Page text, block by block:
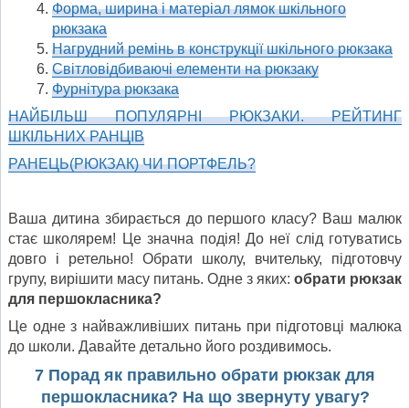
Форма, ширина і матеріал лямок шкільного
рюкзака
Нагрудний ремінь в конструкції шкільного рюкзака
Світловідбиваючі елементи на рюкзаку
Фурнітура рюкзака
НАЙБІЛЬШ ПОПУЛЯРНІ РЮКЗАКИ. РЕЙТИНГ
ШКІЛЬНИХ РАНЦІВ
РАНЕЦЬ(РЮКЗАК) ЧИ ПОРТФЕЛЬ?
Ваша дитина збирається до першого класу? Ваш малюк
стає школярем! Це значна подія! До неї слід готуватись
довго і ретельно! Обрати школу, вчительку, підготовчу
групу, вирішити масу питань. Одне з яких: обрати рюкзак
для першокласника?
Це одне з найважливіших питань при підготовці малюка
до школи. Давайте детально його роздивимось.
7 Порад як правильно обрати рюкзак для
першокласника? На що звернуту увагу?